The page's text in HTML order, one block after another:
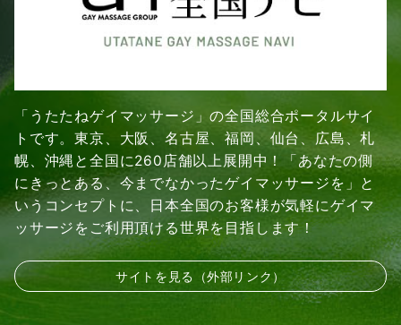
「うたたねゲイマッサージ」の全国総合ポータルサイ
トです。東京、大阪、名古屋、福岡、仙台、広島、札
幌、沖縄と全国に260店舗以上展開中！「あなたの側
にきっとある、今までなかったゲイマッサージを」と
いうコンセプトに、日本全国のお客様が気軽にゲイマ
ッサージをご利用頂ける世界を目指します！
サイトを見る（外部リンク）